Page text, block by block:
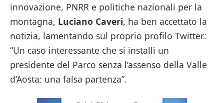
innovazione, PNRR e politiche nazionali per la
montagna, Luciano Caveri, ha ben accettato la
notizia, lamentando sul proprio profilo Twitter:
“Un caso interessante che si installi un
presidente del Parco senza l’assenso della Valle
d’Aosta: una falsa partenza”.